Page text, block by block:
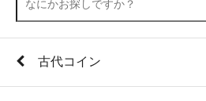
古代コイン